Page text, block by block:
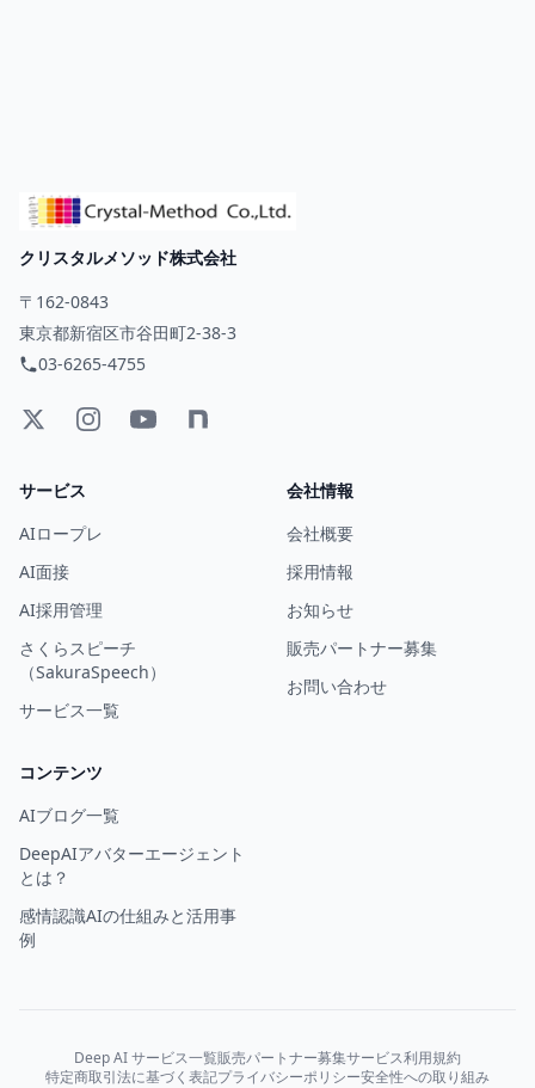
クリスタルメソッド株式会社
〒162-0843
東京都新宿区市谷田町2-38-3
03-6265-4755
サービス
AIロープレ
AI面接
AI採用管理
さくらスピーチ
（SakuraSpeech）
サービス一覧
会社情報
会社概要
採用情報
お知らせ
販売パートナー募集
お問い合わせ
コンテンツ
AIブログ一覧
DeepAIアバターエージェント
とは？
感情認識AIの仕組みと活用事
例
Deep AI サービス一覧販売パートナー募集サービス利用規約
特定商取引法に基づく表記プライバシーポリシー安全性への取り組み